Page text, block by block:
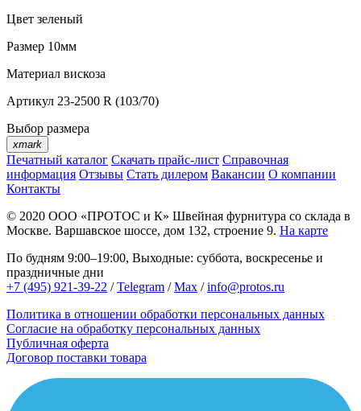
Цвет зеленый
Размер 10мм
Материал вискоза
Артикул 23-2500 R (103/70)
Выбор размера
xmark
Печатный каталог Скачать прайс-лист Справочная
информация Отзывы Стать дилером Вакансии О компании
Контакты
© 2020 ООО «ПРОТОС и К» Швейная фурнитура со склада в
Москве. Варшавское шоссе, дом 132, строение 9. На карте
По будням 9:00–19:00, Выходные: суббота, воскресенье и
праздничные дни
+7 (495) 921-39-22 /Telegram /Max /info@protos.ru
Политика в отношении обработки персональных данных
Согласие на обработку персональных данных
Публичная оферта
Договор поставки товара